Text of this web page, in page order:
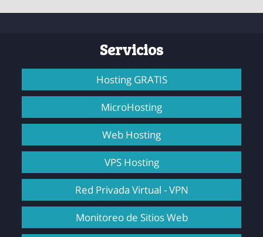
Servicios
Hosting GRATIS
MicroHosting
Web Hosting
VPS Hosting
Red Privada Virtual - VPN
Monitoreo de Sitios Web